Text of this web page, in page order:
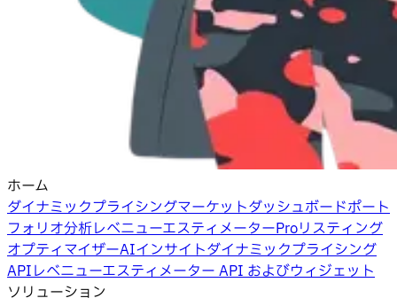
ホーム
ダイナミックプライシングマーケットダッシュボードポート
フォリオ分析レベニューエスティメーターProリスティング
オプティマイザーAIインサイトダイナミックプライシング
APIレベニューエスティメーター API およびウィジェット
ソリューション